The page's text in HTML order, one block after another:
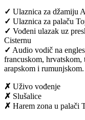
✓ Ulaznica za džamiju
✓ Ulaznica za palaču
✓ Vođeni ulazak uz
Cisternu
✓ Audio vodič na
francuskom,
arapskom i rumunjskom.
✗ Uživo vođenje
✗ Slušalice
✗ Harem zona u palači